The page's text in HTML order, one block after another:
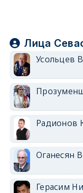
Лица
Усольцев
Радионов
Оганесян
Герасим